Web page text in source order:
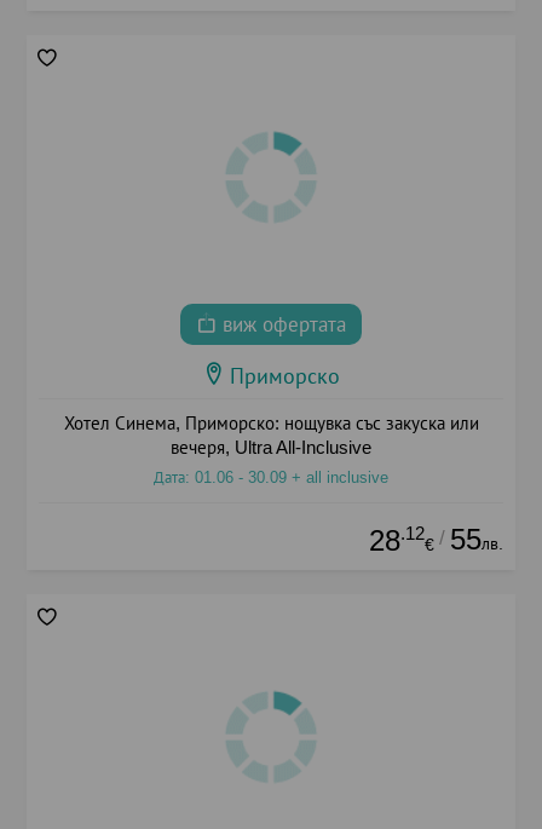
виж офертата
Приморско
Хотел Синема, Приморско: нощувка със закуска или
вечеря, Ultra All-Inclusive
Дата: 01.06 - 30.09 + all inclusive
28.12
€ / 55лв.